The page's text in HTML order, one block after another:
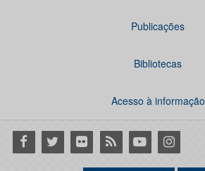
Publicações
Bibliotecas
Acesso à informação
Facebook
Twitter Flickr RSS YoutubeInstagram